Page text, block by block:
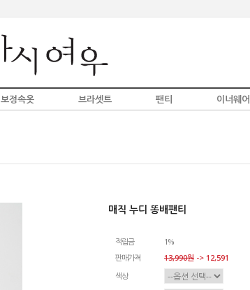
보정속옷 브라셋트 팬티 이너웨어
매직 누디 똥배팬티
적립금
1%
판매가격
13,990원 -> 12,591
색상